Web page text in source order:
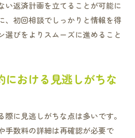
い返済計画を立てることが可能に
、初回相談でしっかりと情報を得
選びをよりスムーズに進めること
における見逃しがちな
に見逃しがちな点は多いです。
手数料の詳細は再確認が必要で